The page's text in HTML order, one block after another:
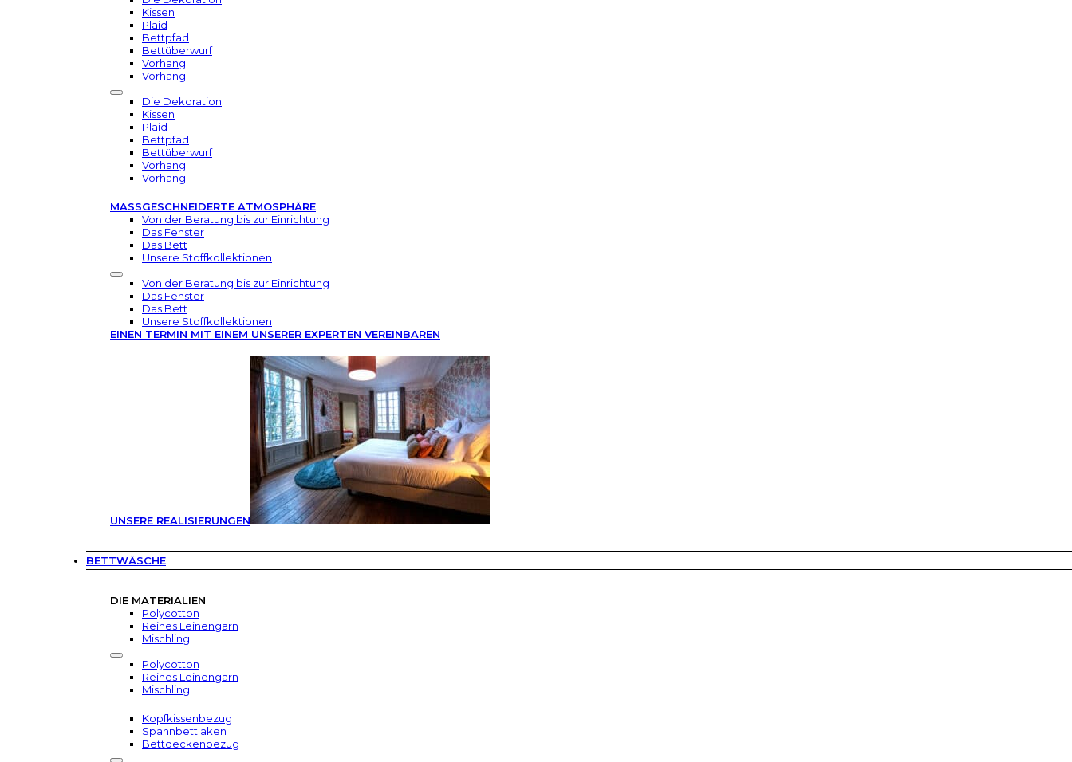
Kissen
Plaid
Bettpfad
Bettüberwurf
Vorhang
Vorhang
Die Dekoration
Kissen
Plaid
Bettpfad
Bettüberwurf
Vorhang
Vorhang
MASSGESCHNEIDERTE ATMOSPHÄRE
Von der Beratung bis zur Einrichtung
Das Fenster
Das Bett
Unsere Stoffkollektionen
Von der Beratung bis zur Einrichtung
Das Fenster
Das Bett
Unsere Stoffkollektionen
EINEN TERMIN MIT EINEM UNSERER EXPERTEN VEREINBAREN
UNSERE REALISIERUNGEN
BETTWÄSCHE
DIE MATERIALIEN
Polycotton
Reines Leinengarn
Mischling
Polycotton
Reines Leinengarn
Mischling
Kopfkissenbezug
Spannbettlaken
Bettdeckenbezug